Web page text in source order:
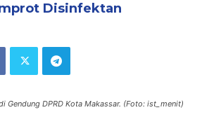
Disinfektan
Gendung DPRD Kota Makassar. (Foto: ist_menit)